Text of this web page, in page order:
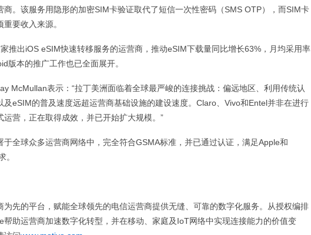
商。该服务用隐形的加密SIM卡验证取代了短信一次性密码（SMS OTP），而SIM卡
要收入来源。
推出iOS eSIM快速转移服务的运营商，推动eSIM下载量同比增长63%，月均采用率
版本的推广工作也已全面展开。
McMullan表示：“拉丁美洲面临着全球最严峻的连接挑战：偏远地区、利用传统认
及eSIM的普及速度远超运营商基础设施的建设速度。Claro、Vivo和Entel并非在进行
营，正在取得成效，并已开始扩大规模。”
于全球众多运营商网络中，完全符合GSMA标准，并已通过认证，满足Apple和
。
为先的平台，赋能全球领先的电信运营商提供无缝、可靠的数字化服务。从授权编排
帮助运营商加速数字化转型，并在移动、家庭及IoT网络中实现连接能力的价值变